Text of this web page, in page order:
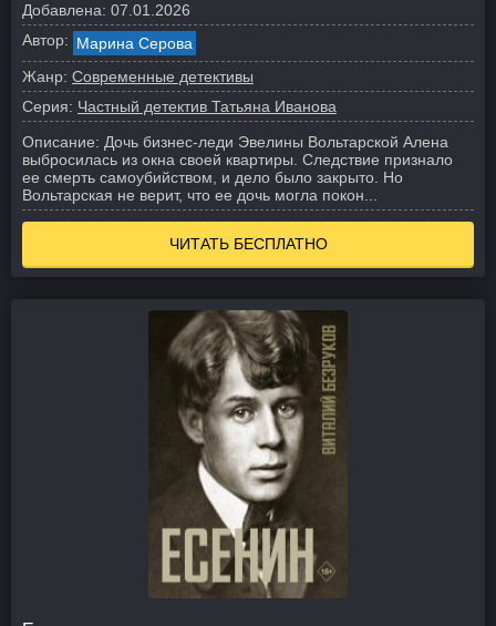
Добавлена: 07.01.2026
Автор: Марина Серова
Жанр: Современные детективы
Серия: Частный детектив Татьяна Иванова
Описание: Дочь бизнес-леди Эвелины Вольтарской Алена
выбросилась из окна своей квартиры. Следствие признало
ее смерть самоубийством, и дело было закрыто. Но
Вольтарская не верит, что ее дочь могла покон...
ЧИТАТЬ БЕСПЛАТНО